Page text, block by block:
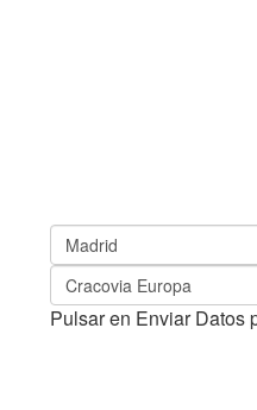
Pulsar en Enviar Datos